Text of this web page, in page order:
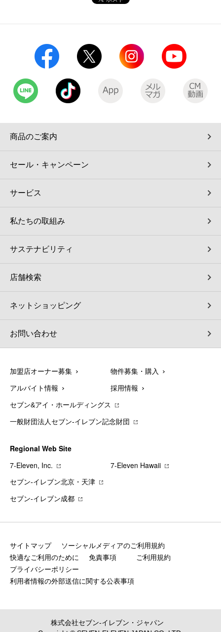
モバイルバッテリーシェアリング（店舗限定）
モバイルWi-Fiバッテリーシェアリング（店舗限定）
商品のご案内
セール・キャンペーン
サービス
私たちの取組み
サステナビリティ
店舗検索
ネットショッピング
お問い合わせ
加盟店オーナー募集 物件募集・購入
アルバイト情報 採用情報
セブン&アイ・ホールディングス
一般財団法人セブン-イレブン記念財団
Regional Web Site
7‐Eleven, Inc.
7‐Eleven Hawaii
セブン‐イレブン北京・天津
セブン‐イレブン成都
サイトマップ
ソーシャルメディアのご利用規約
快適なご利用のために
免責事項
ご利用規約
プライバシーポリシー
利用者情報の外部送信に関する公表事項
株式会社セブン‐イレブン・ジャパン